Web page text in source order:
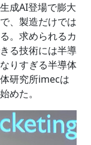
成AI登場で膨大
、製造だけでは
。求められるカ
る技術には半導
りすぎる半導体
研究所imecは
めた。